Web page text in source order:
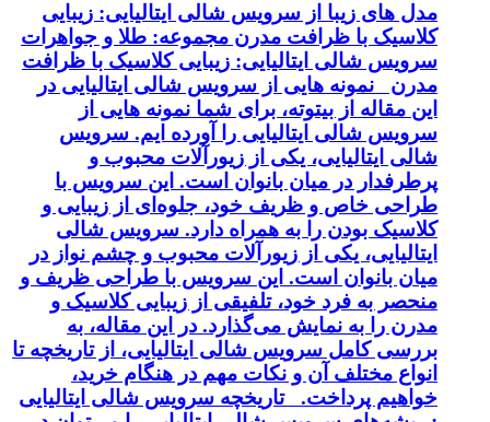
مدل های زیبا از سرویس شالی ایتالیایی: زیبایی
کلاسیک با ظرافت مدرن مجموعه: طلا و جواهرات
سرویس شالی ایتالیایی: زیبایی کلاسیک با ظرافت
مدرن نمونه هایی از سرویس شالی ایتالیایی در
این مقاله از بیتوته، برای شما نمونه هایی از
سرویس شالی ایتالیایی را آورده ایم. سرویس
شالی ایتالیایی، یکی از زیورآلات محبوب و
پرطرفدار در میان بانوان است. این سرویس با
طراحی خاص و ظریف خود، جلوه‌ای از زیبایی و
کلاسیک بودن را به همراه دارد. سرویس شالی
ایتالیایی، یکی از زیورآلات محبوب و چشم نواز در
میان بانوان است. این سرویس با طراحی ظریف و
منحصر به فرد خود، تلفیقی از زیبایی کلاسیک و
مدرن را به نمایش می‌گذارد. در این مقاله، به
بررسی کامل سرویس شالی ایتالیایی، از تاریخچه تا
انواع مختلف آن و نکات مهم در هنگام خرید،
خواهیم پرداخت. تاریخچه سرویس شالی ایتالیایی